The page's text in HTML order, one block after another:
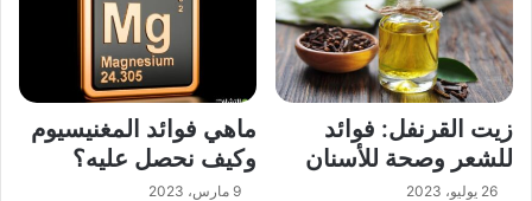
زيت القرنفل: فوائد
للشعر وصحة للأسنان
26 يوليو، 2023
ماهي فوائد المغنيسيوم
وكيف نحصل عليه؟
9 مارس، 2023